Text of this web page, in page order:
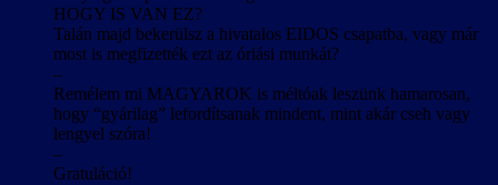
HOGY IS VAN EZ?
Talán majd bekerülsz a hivatalos EIDOS csapatba, vagy már
most is megfizették ezt az óriási munkát?
–
Remélem mi MAGYAROK is méltóak leszünk hamarosan,
hogy “gyárilag” lefordítsanak mindent, mint akár cseh vagy
lengyel szóra!
–
Gratuláció!